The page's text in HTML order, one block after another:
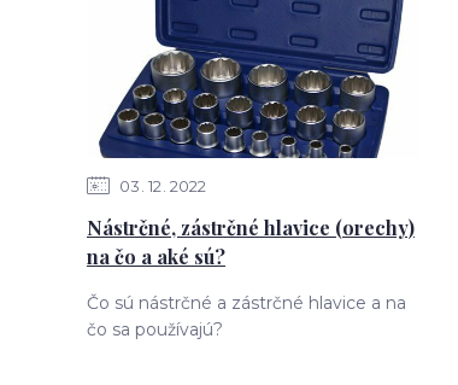
03 12 2022
Nástrčné, zástrčné hlavice (orechy)
na čo a aké sú?
Čo sú nástrčné a zástrčné hlavice a na
čo sa používajú?